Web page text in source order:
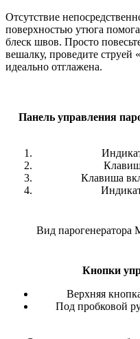
Отсутствие
поверхностью утюга
блеск швов. Просто
вешалку, проведите струей
идеально отглажена.
Панель управления
Клавиша
Вид парогенератора
Кнопки
Верхняя
Под пробковой